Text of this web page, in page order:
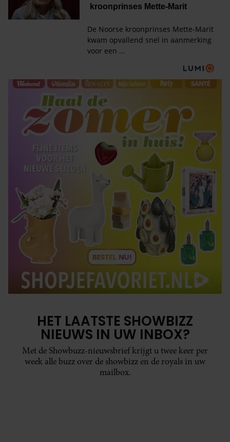
HET LAATSTE SHOWBIZZ
NIEUWS IN UW INBOX?
Met de Showbuzz-nieuwsbrief krijgt u twee keer per
week alle buzz over de showbizz en de royals in uw
mailbox.